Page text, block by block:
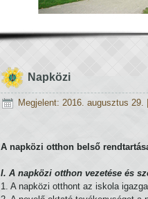
Napközi
Megjelent: 2016. augusztus 29.
A napközi otthon belső
I. A napközi otthon vezetése és
1. A napközi otthont az iskola